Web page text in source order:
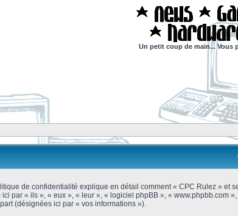
Un petit coup de main... Vous
de confidentialité explique en détail comment « CPC Rulez » et
par « ils », « eux », « leur », « logiciel phpBB », « www.phpbb.com
(désignées ici par « vos informations »).